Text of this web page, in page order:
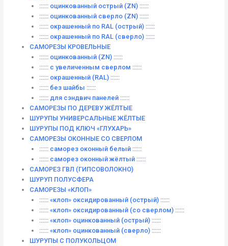
:::::: оцинкованный острый (ZN) ::::::
:::::: оцинкованный сверло (ZN) ::::::
:::::: окрашенный по RAL (острый) ::::::
:::::: окрашенный по RAL (сверло) ::::::
САМОРЕЗЫ КРОВЕЛЬНЫЕ
:::::: оцинкованный (ZN) ::::::
:::::: с увеличенным сверлом ::::::
:::::: окрашенный (RAL) ::::::
:::::: без шайбы ::::::
:::::: для сэндвич панелей ::::::
САМОРЕЗЫ ПО ДЕРЕВУ ЖЁЛТЫЕ
ШУРУПЫ УНИВЕРСАЛЬНЫЕ ЖЁЛТЫЕ
ШУРУПЫ ПОД КЛЮЧ «ГЛУХАРЬ»
САМОРЕЗЫ ОКОННЫЕ СО СВЕРЛОМ
:::::: саморез оконный белый ::::::
:::::: саморез оконный жёлтый ::::::
САМОРЕЗ ГВЛ (ГИПСОВОЛОКНО)
ШУРУП ПОЛУСФЕРА
САМОРЕЗЫ «КЛОП»
:::::: «клоп» оксидированный (острый) ::::::
:::::: «клоп» оксидированный (со сверлом) ::::::
:::::: «клоп» оцинкованный (острый) ::::::
:::::: «клоп» оцинкованный (сверло) ::::::
ШУРУПЫ С ПОЛУКОЛЬЦОМ